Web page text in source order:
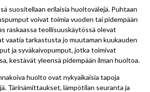
suositellaan erilaisia huoltovälejä. Puhtaan
voivat toimia vuoden tai pidempään
raskaassa teollisuuskäytössä olevat
vaatia tarkastusta jo muutaman kuukauden
ja syväkaivopumput, jotka toimivat
kestävät yleensä pidempään ilman huoltoa.
huolto ovat nykyaikaisia tapoja
Tärinämittaukset, lämpötilan seuranta ja